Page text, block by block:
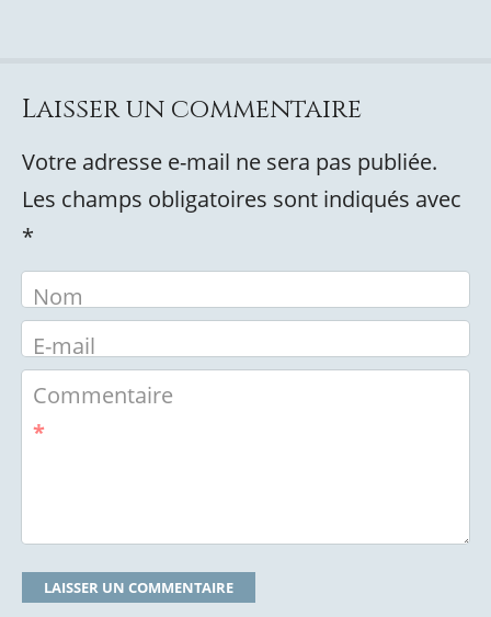
Laisser un commentaire
Votre adresse e-mail ne sera pas publiée.
Les champs obligatoires sont indiqués avec
*
Nom
E-mail
Commentaire
*